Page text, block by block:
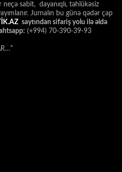
sabit, dayanıqlı, təhlükəsiz
Jurnalın bu günə qədər çap
saytından sifariş yolu ilə əldə
(+994) 70-390-39-93